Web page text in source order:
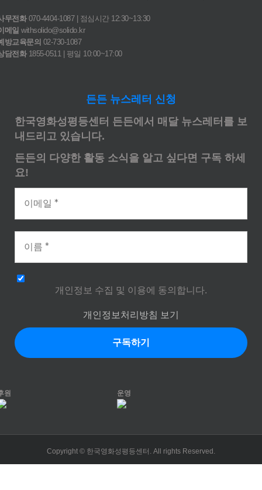
무전화070-4404-1087 | 점심시간 12:30~13:30
메일 withsolido@solido.kr
방교육문의 02-730-1087
담전화1855-0511 | 평일 10:00~17:00
든든 뉴스레터 신청
한국영화성평등센터 든든에서 매달 뉴스레터를 보
내드리고 있습니다.
든든의 다양한 활동 소식을 알고 싶다면 구독 하세
요!
개인정보 수집 및 이용에 동의합니다.
개인정보처리방침 보기
운영
원
Copyright © 한국영화성평등센터. All rights Reserved.